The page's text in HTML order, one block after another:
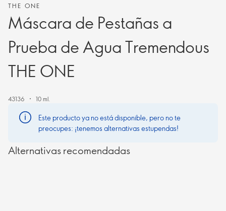
THE ONE
Máscara de Pestañas a
Prueba de Agua Tremendous
THE ONE
43136 10 ml.
Este producto ya no está disponible, pero no te
preocupes: ¡tenemos alternativas estupendas!
Alternativas recomendadas